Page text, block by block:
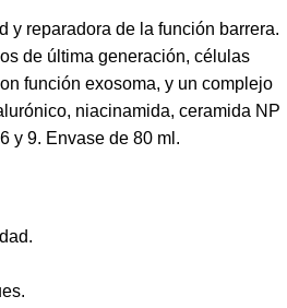
y reparadora de la función barrera.
de última generación, células
función exosoma, y un complejo
niacinamida, ceramida NP
y 9. Envase de 80 ml.